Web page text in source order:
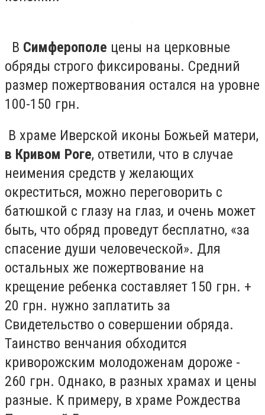
В Симферополе цены на церковные
обряды строго фиксированы. Средний
размер пожертвования остался на уровне
100-150 грн.
В храме Иверской иконы Божьей матери,
в Кривом Роге, ответили, что в случае
неимения средств у желающих
окреститься, можно переговорить с
батюшкой с глазу на глаз, и очень может
быть, что обряд проведут бесплатно, «за
спасение души человеческой». Для
остальных же пожертвование на
крещение ребенка составляет 150 грн. +
20 грн. нужно заплатить за
Свидетельство о совершении обряда.
Таинство венчания обходится
криворожским молодоженам дороже -
260 грн. Однако, в разных храмах и цены
разные. К примеру, в храме Рождества